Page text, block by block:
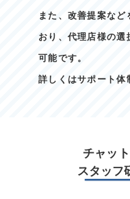
また、改善提案な
おり、代理店様の選
可能です。
詳しくはサポート体
チャッ
スタッフ